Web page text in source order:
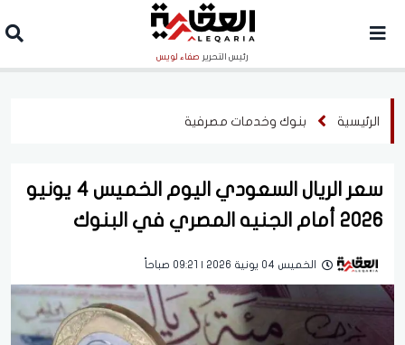
رئيس التحرير صفاء لويس
الرئيسية بنوك وخدمات مصرفية
سعر الريال السعودي اليوم الخميس 4 يونيو
2026 أمام الجنيه المصري في البنوك
الخميس 04 يونية 2026 | 09:21 صباحاً